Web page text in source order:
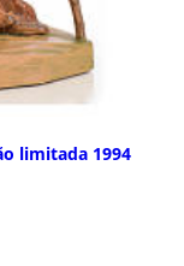
limitada 1994